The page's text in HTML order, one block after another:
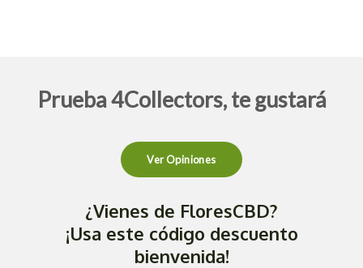
Prueba 4Collectors, te gustará
Ver Opiniones
¿Vienes de FloresCBD?
¡Usa este código descuento
bienvenida!